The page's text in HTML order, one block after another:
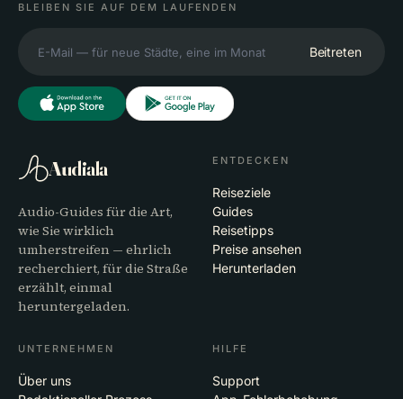
BLEIBEN SIE AUF DEM LAUFENDEN
Beitreten
Audiala
Audio-Guides für die Art,
wie Sie wirklich
umherstreifen — ehrlich
recherchiert, für die Straße
erzählt, einmal
heruntergeladen.
ENTDECKEN
Reiseziele
Guides
Reisetipps
Preise ansehen
Herunterladen
UNTERNEHMEN
Über uns
HILFE
Support